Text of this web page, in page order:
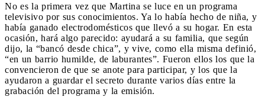
No es la primera vez que Martina se luce en un programa
televisivo por sus conocimientos. Ya lo había hecho de niña, y
había ganado electrodomésticos que llevó a su hogar. En esta
ocasión, hará algo parecido: ayudará a su familia, que según
dijo, la “bancó desde chica”, y vive, como ella misma definió,
“en un barrio humilde, de laburantes”. Fueron ellos los que la
convencieron de que se anote para participar, y los que la
ayudaron a guardar el secreto durante varios días entre la
grabación del programa y la emisión.